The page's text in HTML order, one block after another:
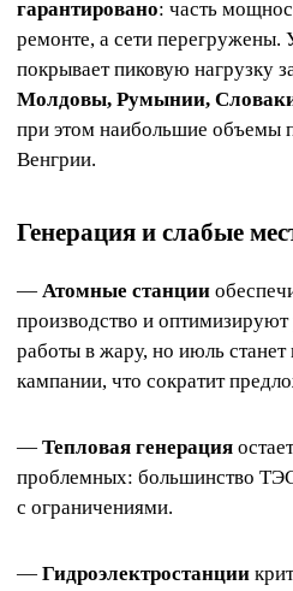
гарантировано: часть
ремонте, а сети перегружены.
покрывает пиковую нагрузку
Молдовы, Румынии,
при этом наибольшие объемы
Венгрии.
Генерация и слабые
— Атомные станции
производство и
работы в жару, но июль
кампании, что сократит
— Тепловая генерация
проблемных: большинство
с ограничениями.
— Гидроэлектростанции